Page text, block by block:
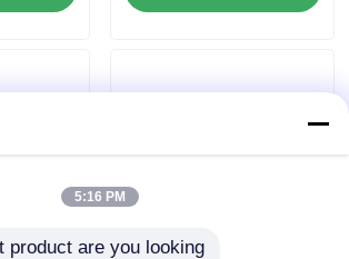
Box Τερματισμός
5:16 PM
product are you looking